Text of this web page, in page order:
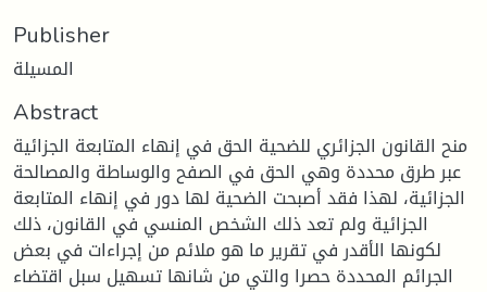
Publisher
المسيلة
Abstract
منح القانون الجزائري للضحية الحق في إنهاء المتابعة الجزائية
عبر طرق محددة وهي الحق في الصفح والوساطة والمصالحة
الجزائية، لهذا فقد أصبحت الضحية لها دور في إنهاء المتابعة
الجزائية ولم تعد ذلك الشخص المنسي في القانون، ذلك
لكونها الأقدر في تقرير ما هو ملائم من إجراءات في بعض
الجرائم المحددة حصرا والتي من شانها تسهيل سبل اقتضاء